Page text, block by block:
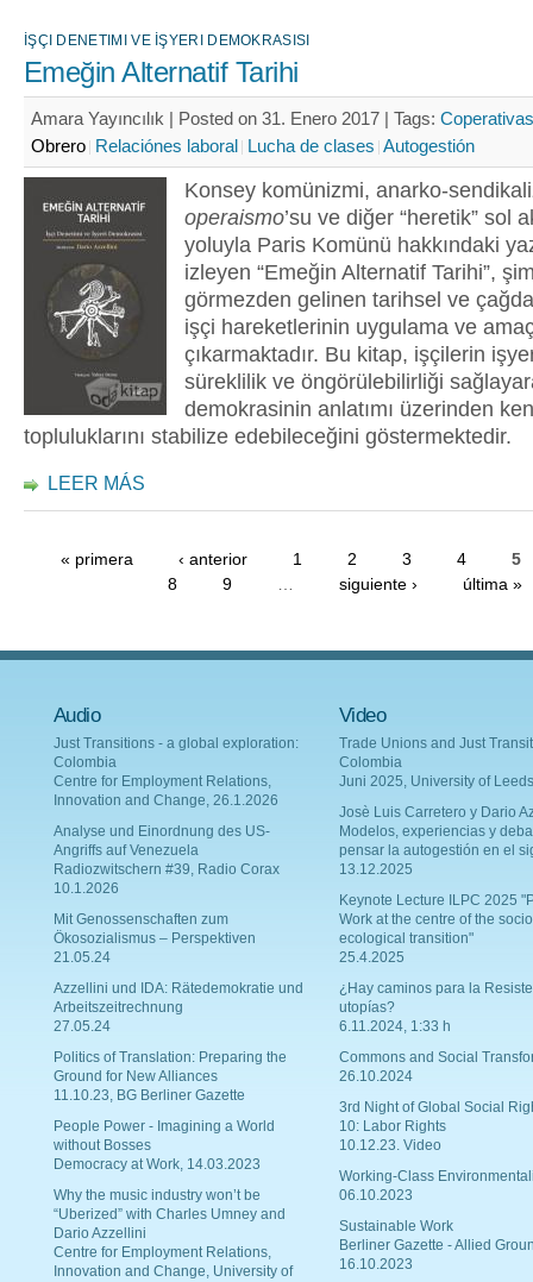
İŞÇI DENETIMI VE İŞYERI DEMOKRASISI
Emeğin Alternatif Tarihi
Amara Yayıncılık | Posted on 31. Enero 2017 | Tags: Coperativas
Obrero Relaciónes laboral Lucha de clases Autogestión
Konsey komünizmi, anarko-
operaismo’su ve diğer “heretik” sol
yoluyla Paris Komünü hakkındaki
izleyen “Emeğin Alternatif Tarihi”,
görmezden gelinen tarihsel ve
işçi hareketlerinin uygulama ve
çıkarmaktadır. Bu kitap, işçilerin
süreklilik ve öngörülebilirliği
demokrasinin anlatımı üzerinden
topluluklarını stabilize edebileceğini göstermektedir.
LEER MÁS
« primera ‹ anterior 1 2 3 4
5
8
9 … siguiente › última »
Audio
Just Transitions - a global exploration:
Colombia
Centre for Employment Relations,
Innovation and Change, 26.1.2026
Analyse und Einordnung des US-
Angriffs auf Venezuela
Radiozwitschern #39, Radio Corax
10.1.2026
Mit Genossenschaften zum
Ökosozialismus – Perspektiven
21.05.24
Azzellini und IDA: Rätedemokratie und
Arbeitszeitrechnung
27.05.24
Politics of Translation: Preparing the
Ground for New Alliances
11.10.23, BG Berliner Gazette
People Power - Imagining a World
without Bosses
Democracy at Work, 14.03.2023
Why the music industry won’t be
“Uberized” with Charles Umney and
Dario Azzellini
Centre for Employment Relations,
Innovation and Change, University of
Video
Trade Unions and Just
Colombia
Juni 2025, University of Leeds
Josè Luis Carretero y Dario
Modelos, experiencias y
pensar la autogestión en el
13.12.2025
Keynote Lecture ILPC 2025
Work at the centre of the
ecological transition"
25.4.2025
¿Hay caminos para la
utopías?
6.11.2024, 1:33 h
Commons and Social
26.10.2024
3rd Night of Global Social
10: Labor Rights
10.12.23. Video
Working-Class
06.10.2023
Sustainable Work
Berliner Gazette - Allied
16.10.2023